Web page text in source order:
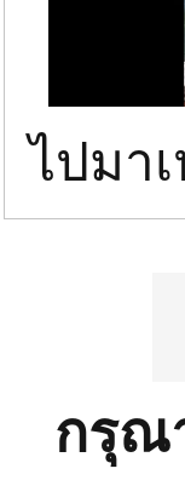
ไปมา
กรุณ